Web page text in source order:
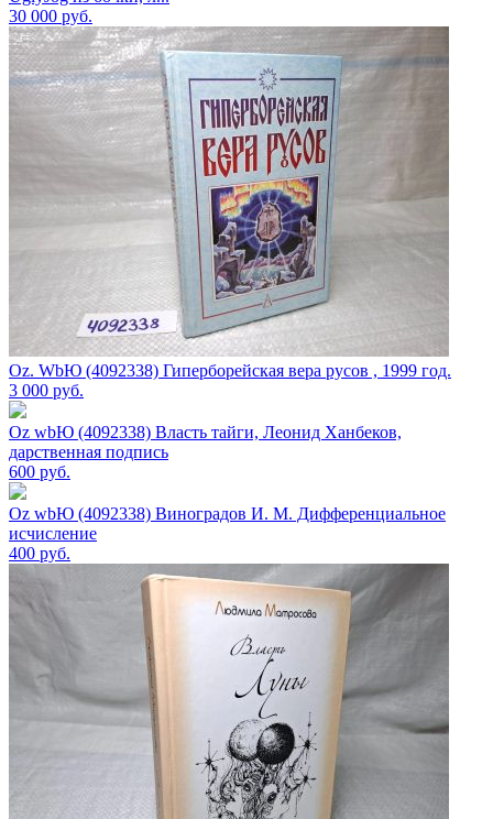
30 000 руб.
Oz. WbЮ (4092338) Гиперборейская вера русов , 1999 год.
3 000 руб.
Oz wbЮ (4092338) Власть тайги, Леонид Ханбеков,
дарственная подпись
600 руб.
Oz wbЮ (4092338) Виноградов И. М. Дифференциальное
исчисление
400 руб.